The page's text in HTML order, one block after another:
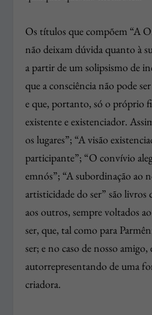
Os títulos que compõem “A
não deixam dúvida quanto à
a partir de um solipsismo de
que a consciência não pode
e que, portanto, só o próprio
existente e existenciador.
os lugares”; “A visão
participante”; “O convívio
emnós”; “A subordinação ao
artisticidade do ser” são livros
aos outros, sempre voltados
ser, que, tal como para
ser; e no caso de nosso amigo,
autorrepresentando de uma
criadora.